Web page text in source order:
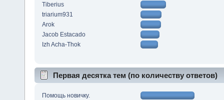
Tiberius
triarium931
Arok
Jacob Estacado
Izh Acha-Thok
Первая десятка тем (по количеству ответов)
Помощь новичку.